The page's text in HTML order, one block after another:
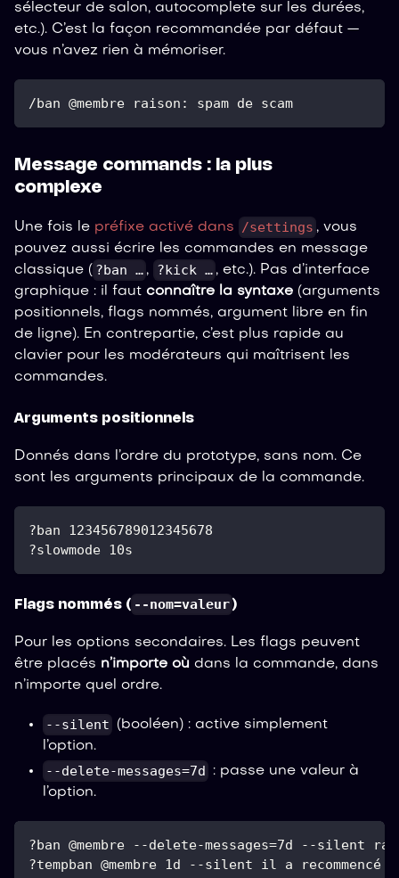
sélecteur de salon, autocomplete sur les durées,
etc.). C’est la façon recommandée par défaut —
vous n’avez rien à mémoriser.
/ban @membre raison: spam de scam
Message commands : la plus
complexe
Une fois le préfixe activé dans /settings , vous
pouvez aussi écrire les commandes en message
classique ( ?ban … , ?kick … , etc.). Pas d’interface
graphique : il faut connaître la syntaxe (arguments
positionnels, flags nommés, argument libre en fin
de ligne). En contrepartie, c’est plus rapide au
clavier pour les modérateurs qui maîtrisent les
commandes.
Arguments positionnels
Donnés dans l’ordre du prototype, sans nom. Ce
sont les arguments principaux de la commande.
?ban 123456789012345678
?slowmode 10s
Flags nommés ( --nom=valeur )
Pour les options secondaires. Les flags peuvent
être placés n’importe où dans la commande, dans
n’importe quel ordre.
--silent
(booléen) : active simplement
l’option.
--delete-messages=7d
: passe une valeur à
l’option.
?ban @membre --delete-messages=7d --silent
?tempban @membre 1d --silent il a recommencé